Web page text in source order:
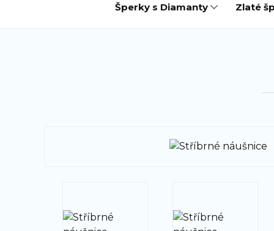
Šperky s Diamanty Zlaté